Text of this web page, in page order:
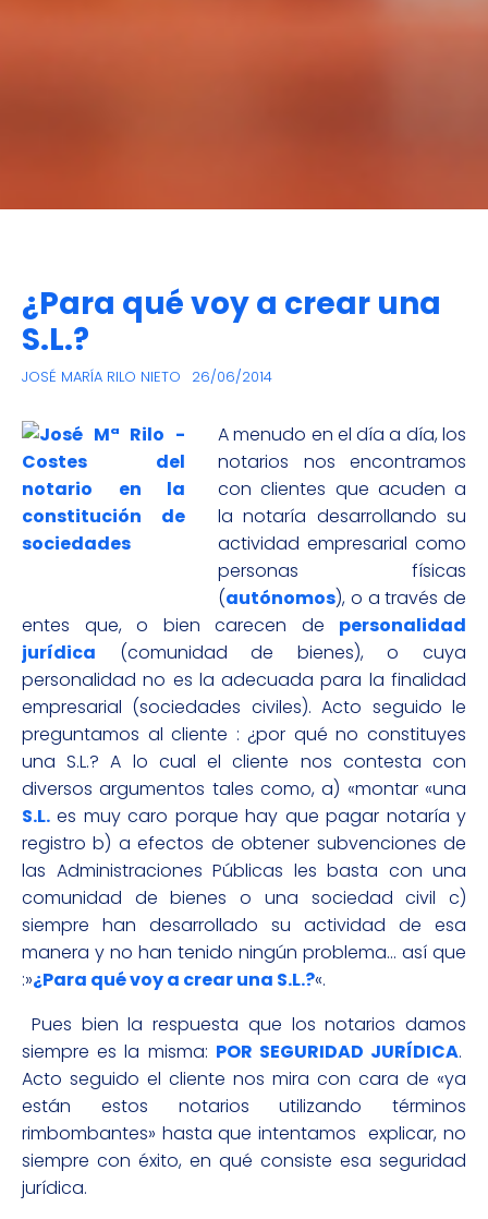
¿Para qué voy a crear una
S.L.?
JOSÉ MARÍA RILO NIETO 26/06/2014
A menudo en el día a día, los
notarios nos encontramos
con clientes que acuden a
la notaría desarrollando su
actividad empresarial como
personas físicas
(autónomos), o a través de
entes que, o bien carecen de personalidad
jurídica (comunidad de bienes), o cuya
personalidad no es la adecuada para la finalidad
empresarial (sociedades civiles). Acto seguido le
preguntamos al cliente : ¿por qué no constituyes
una S.L.? A lo cual el cliente nos contesta con
diversos argumentos tales como, a) «montar «una
S.L. es muy caro porque hay que pagar notaría y
registro b) a efectos de obtener subvenciones de
las Administraciones Públicas les basta con una
comunidad de bienes o una sociedad civil c)
siempre han desarrollado su actividad de esa
manera y no han tenido ningún problema… así que
:»¿Para qué voy a crear una S.L.?«.
Pues bien la respuesta que los notarios damos
siempre es la misma: POR SEGURIDAD JURÍDICA.
Acto seguido el cliente nos mira con cara de «ya
están estos notarios utilizando términos
rimbombantes» hasta que intentamos explicar, no
siempre con éxito, en qué consiste esa seguridad
jurídica.